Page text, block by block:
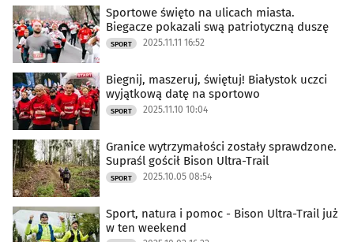
Sportowe święto na ulicach miasta.
Biegacze pokazali swą patriotyczną duszę
SPORT 2025.11.11 16:52
Biegnij, maszeruj, świętuj! Białystok uczci
wyjątkową datę na sportowo
SPORT 2025.11.10 10:04
Granice wytrzymałości zostały sprawdzone.
Supraśl gościł Bison Ultra-Trail
SPORT 2025.10.05 08:54
Sport, natura i pomoc - Bison Ultra-Trail już
w ten weekend